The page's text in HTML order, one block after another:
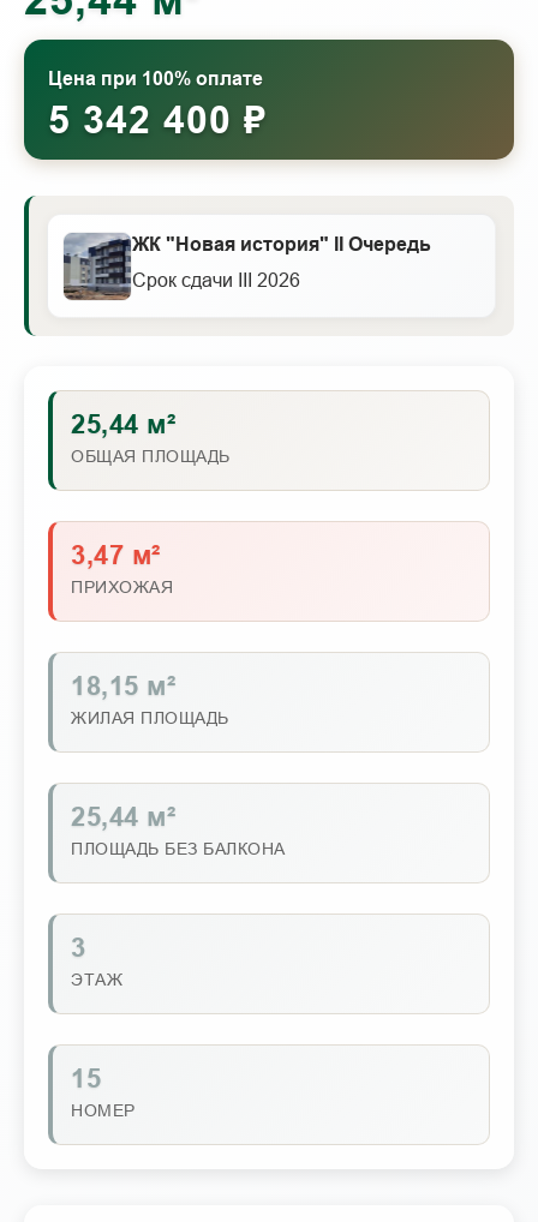
Цена при 100% оплате
5 342 400 ₽
ЖК "Новая история" II Очередь
Срок сдачи III 2026
25,44 м²
ОБЩАЯ ПЛОЩАДЬ
3,47 м²
ПРИХОЖАЯ
18,15 м²
ЖИЛАЯ ПЛОЩАДЬ
25,44 м²
ПЛОЩАДЬ БЕЗ БАЛКОНА
3
ЭТАЖ
15
НОМЕР